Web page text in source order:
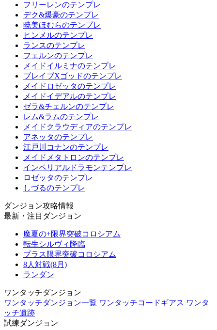
フリーレンのテンプレ
デク&爆豪のテンプレ
暁美ほむらのテンプレ
ヒンメルのテンプレ
ランスのテンプレ
フェルンのテンプレ
メイドイルミナのテンプレ
ブレイブXゴッドのテンプレ
メイドロゼッタのテンプレ
メイドイデアルのテンプレ
ゼラ&チェルンのテンプレ
レム&ラムのテンプレ
メイドクラウディアのテンプレ
アネッタのテンプレ
江戸川コナンのテンプレ
メイドメタトロンのテンプレ
インペリアルドラモンテンプレ
ロゼッタのテンプレ
しづるのテンプレ
ダンジョン攻略情報
最新・注目ダンジョン
魔夏の+限界突破コロシアム
転生シルヴィ降臨
プラス限界突破コロシアム
8人対戦(8月)
ランダン
ワンタッチダンジョン
ワンタッチダンジョン一覧 ワンタッチコードギアス ワンタ
ッチ遺跡
試練ダンジョン